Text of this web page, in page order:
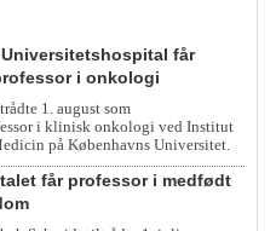
får
i onkologi
1. august som
i klinisk onkologi ved Institut
på Københavns Universitet.
får professor i medfødt